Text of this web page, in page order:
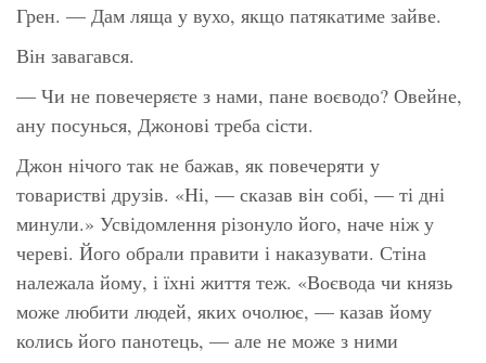
Грен. — Дам ляща у вухо, якщо патякатиме зайве.
Він завагався.
— Чи не повечеряєте з нами, пане воєводо? Овейне,
ану посунься, Джонові треба сісти.
Джон нічого так не бажав, як повечеряти у
товаристві друзів. «Ні, — сказав він собі, — ті дні
минули.» Усвідомлення різонуло його, наче ніж у
череві. Його обрали правити і наказувати. Стіна
належала йому, і їхні життя теж. «Воєвода чи князь
може любити людей, яких очолює, — казав йому
колись його панотець, — але не може з ними